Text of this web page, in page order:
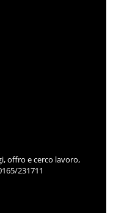
offro e cerco lavoro,
231711